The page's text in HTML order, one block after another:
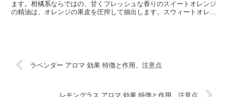
ます。柑橘系ならではの、甘くフレッシュな香りのスイートオレンジ
の精油は、オレンジの果皮を圧搾して抽出します。スウィートオレン
ラベンダー アロマ 効果 特徴と作用、注意点
レモングラス アロマ 効果 特徴と作用、注意点